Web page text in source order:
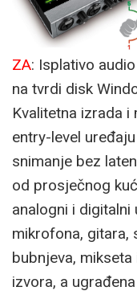
ZA: Isplativo
na tvrdi disk
Kvalitetna izrada
entry-level
snimanje bez
od prosječnog
analogni i
mikrofona, gitara,
bubnjeva,
izvora, a